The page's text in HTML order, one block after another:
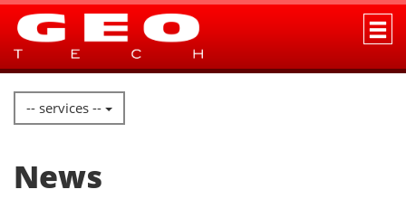
-- services --
News